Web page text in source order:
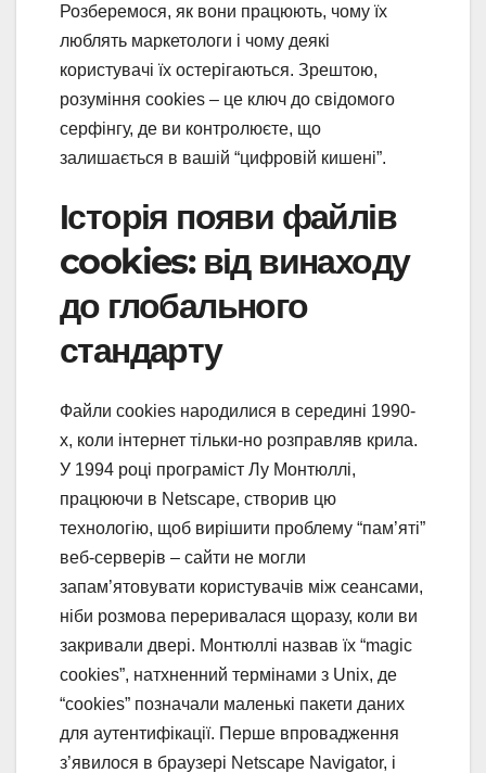
Розберемося, як вони працюють, чому їх
люблять маркетологи і чому деякі
користувачі їх остерігаються. Зрештою,
розуміння cookies – це ключ до свідомого
серфінгу, де ви контролюєте, що
залишається в вашій “цифровій кишені”.
Історія появи файлів
cookies: від винаходу
до глобального
стандарту
Файли cookies народилися в середині 1990-
х, коли інтернет тільки-но розправляв крила.
У 1994 році програміст Лу Монтюллі,
працюючи в Netscape, створив цю
технологію, щоб вирішити проблему “пам’яті”
веб-серверів – сайти не могли
запам’ятовувати користувачів між сеансами,
ніби розмова переривалася щоразу, коли ви
закривали двері. Монтюллі назвав їх “magic
cookies”, натхненний термінами з Unix, де
“cookies” позначали маленькі пакети даних
для аутентифікації. Перше впровадження
з’явилося в браузері Netscape Navigator, і